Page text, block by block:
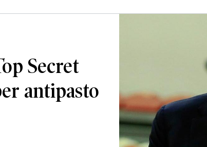
Secret
antipasto